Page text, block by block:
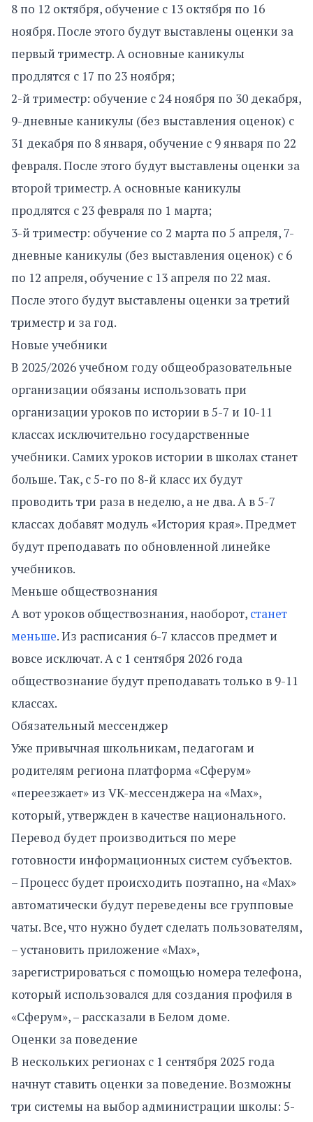
8 по 12 октября, обучение с 13 октября по 16
ноября. После этого будут выставлены оценки за
первый триместр. А основные каникулы
продлятся с 17 по 23 ноября;
2-й триместр: обучение с 24 ноября по 30 декабря,
9-дневные каникулы (без выставления оценок) с
31 декабря по 8 января, обучение с 9 января по 22
февраля. После этого будут выставлены оценки за
второй триместр. А основные каникулы
продлятся с 23 февраля по 1 марта;
3-й триместр: обучение со 2 марта по 5 апреля, 7-
дневные каникулы (без выставления оценок) с 6
по 12 апреля, обучение с 13 апреля по 22 мая.
После этого будут выставлены оценки за третий
триместр и за год.
Новые учебники
В 2025/2026 учебном году общеобразовательные
организации обязаны использовать при
организации уроков по истории в 5-7 и 10-11
классах исключительно государственные
учебники. Самих уроков истории в школах станет
больше. Так, с 5-го по 8-й класс их будут
проводить три раза в неделю, а не два. А в 5-7
классах добавят модуль «История края». Предмет
будут преподавать по обновленной линейке
учебников.
Меньше обществознания
А вот уроков обществознания, наоборот, станет
меньше. Из расписания 6-7 классов предмет и
вовсе исключат. А с 1 сентября 2026 года
обществознание будут преподавать только в 9-11
классах.
Обязательный мессенджер
Уже привычная школьникам, педагогам и
родителям региона платформа «Сферум»
«переезжает» из VK-мессенджера на «Мах»,
который, утвержден в качестве национального.
Перевод будет производиться по мере
готовности информационных систем субъектов.
– Процесс будет происходить поэтапно, на «Мах»
автоматически будут переведены все групповые
чаты. Все, что нужно будет сделать пользователям,
– установить приложение «Мах»,
зарегистрироваться с помощью номера телефона,
который использовался для создания профиля в
«Сферум», – рассказали в Белом доме.
Оценки за поведение
В нескольких регионах с 1 сентября 2025 года
начнут ставить оценки за поведение. Возможны
три системы на выбор администрации школы: 5-